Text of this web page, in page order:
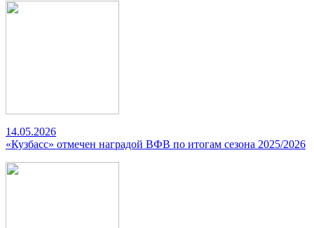
14.05.2026
«Кузбасс» отмечен наградой ВФВ по итогам сезона 2025/2026